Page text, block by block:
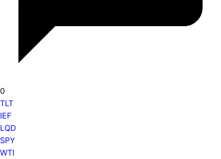
0
TLT
IEF
LQD
SPY
WTI